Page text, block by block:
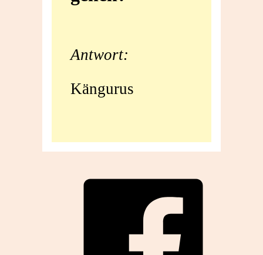
gehen?
Antwort:
Kängurus